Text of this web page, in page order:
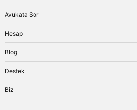
İş Hukuku
Miras Hukuku
İflas Hukuku
Ceza Hukuku
Türk Hukuku
Trafik Hukuku
Genel Bakış
Tanıma ve Tenfiz
Para Cezası
Aile Birleşimi
Şirket Kurmak
Boşanma
Avukata Sor
Genel Bakış
Fiyatlar
Hesap
Genel Bakış
Giriş
Kayıt
Blog
Genel Bakış
Miras Hukuku
Destek
Dosyam
Biz